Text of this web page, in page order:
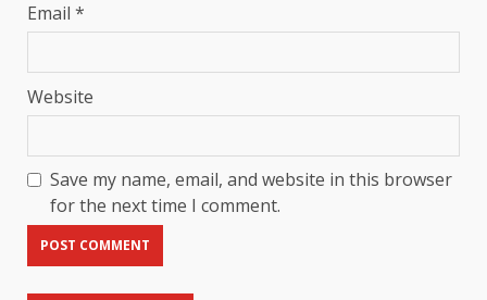
Email *
Website
Save my name, email, and website in this browser
for the next time I comment.